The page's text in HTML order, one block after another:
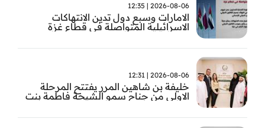
2026-08-06 | 12:35
الامارات وسبع دول تدين الانتهاكات
الاسرائيلية المتواصلة في قطاع غزة
2026-08-06 | 12:31
خليفة بن شاهين المرر يفتتح المرحلة
الاولى من جناح سمو الشيخة فاطمة بنت
مستشفى المقاصد